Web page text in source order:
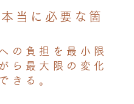
当に必要な箇
の負担を最小限
ら最大限の変化
きる。